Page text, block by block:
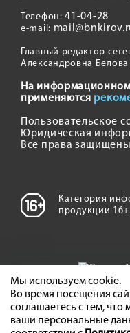
Телефон:41-04-28
e-mail:
Главный редактор
Александровна Белова
На информационном
применяются
Пользовательское
Юридическая
Все права
Категория
продукции
Мы используем cookie.
Во время посещения
соглашаетесь с тем,
ваши персональные